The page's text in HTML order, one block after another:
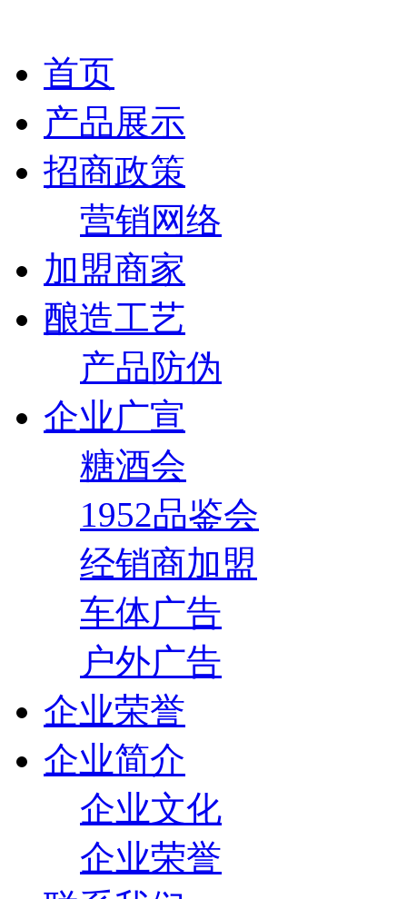
首页
产品展示
招商政策
营销网络
加盟商家
酿造工艺
产品防伪
企业广宣
糖酒会
1952品鉴会
经销商加盟
车体广告
户外广告
企业荣誉
企业简介
企业文化
企业荣誉